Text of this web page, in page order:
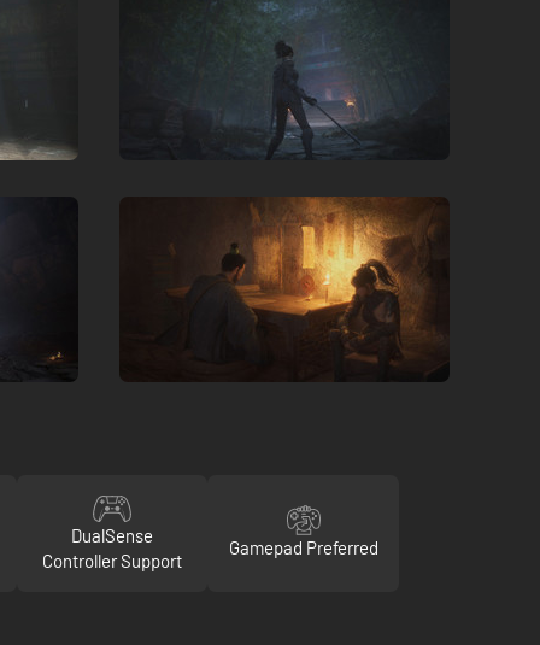
DualSense
Controller Support
Gamepad Preferred